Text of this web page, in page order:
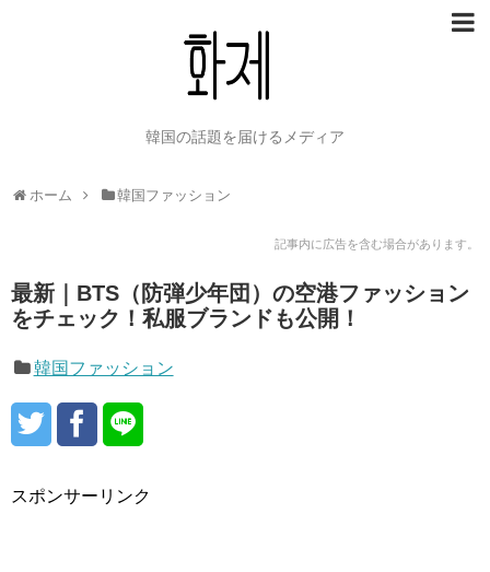
韓国の話題を届けるメディア
ホーム 韓国ファッション
記事内に広告を含む場合があります。
最新｜BTS（防弾少年団）の空港ファッション
をチェック！私服ブランドも公開！
韓国ファッション
スポンサーリンク